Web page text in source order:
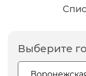
Выберите